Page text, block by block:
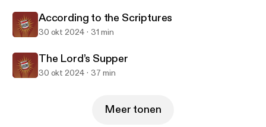
According to the Scriptures
30 okt 2024 31 min
The Lord’s Supper
30 okt 2024 37 min
Meer tonen